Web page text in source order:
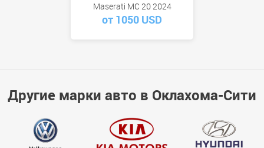
Maserati MC 20 2024
от 1050 USD
Другие марки авто в Оклахома-Сити